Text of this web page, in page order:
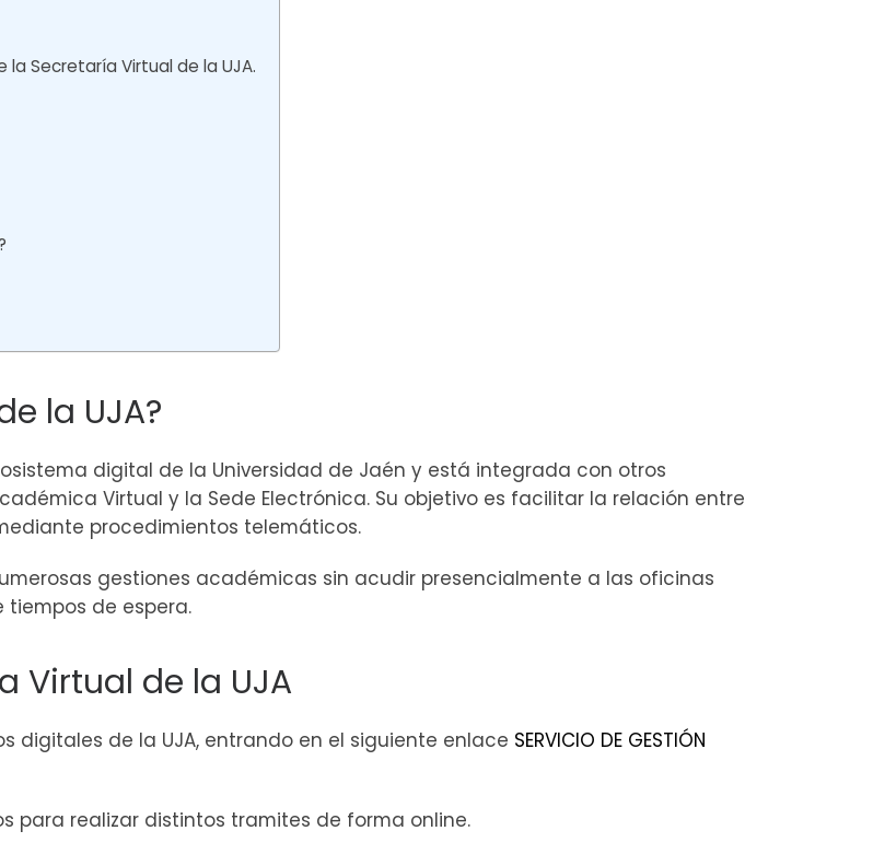
Secretaría Virtual de la UJA.
la UJA?
digital de la Universidad de Jaén y está integrada con otros
Virtual y la Sede Electrónica. Su objetivo es facilitar la relación entre
procedimientos telemáticos.
gestiones académicas sin acudir presencialmente a las oficinas
tiempos de espera.
Virtual de la UJA
digitales de la UJA, entrando en el siguiente enlace SERVICIO DE GESTIÓN
para realizar distintos tramites de forma online.